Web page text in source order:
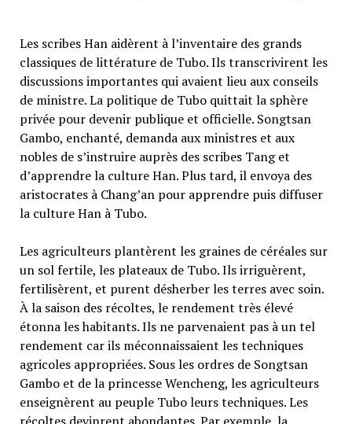
Les scribes Han aidèrent à l’inventaire des grands
classiques de littérature de Tubo. Ils transcrivirent les
discussions importantes qui avaient lieu aux conseils
de ministre. La politique de Tubo quittait la sphère
privée pour devenir publique et officielle. Songtsan
Gambo, enchanté, demanda aux ministres et aux
nobles de s’instruire auprès des scribes Tang et
d’apprendre la culture Han. Plus tard, il envoya des
aristocrates à Chang’an pour apprendre puis diffuser
la culture Han à Tubo.
Les agriculteurs plantèrent les graines de céréales sur
un sol fertile, les plateaux de Tubo. Ils irriguèrent,
fertilisèrent, et purent désherber les terres avec soin.
À la saison des récoltes, le rendement très élevé
étonna les habitants. Ils ne parvenaient pas à un tel
rendement car ils méconnaissaient les techniques
agricoles appropriées. Sous les ordres de Songtsan
Gambo et de la princesse Wencheng, les agriculteurs
enseignèrent au peuple Tubo leurs techniques. Les